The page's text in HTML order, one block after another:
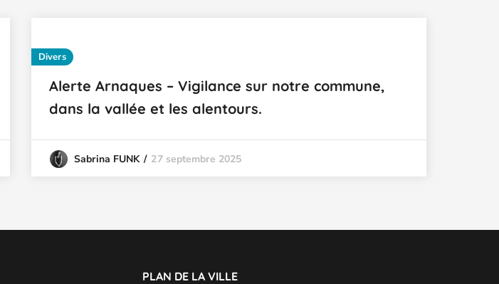
Divers
Alerte Arnaques – Vigilance sur notre commune,
dans la vallée et les alentours.
Sabrina FUNK 27 septembre 2025
PLAN DE LA VILLE